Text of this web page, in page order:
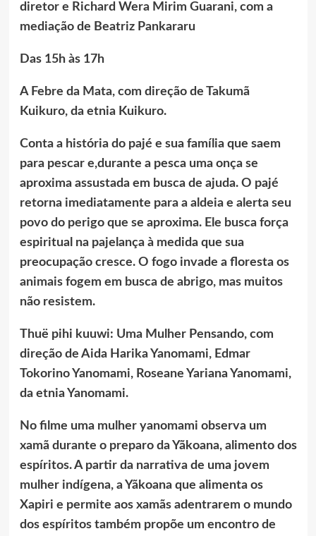
diretor e Richard Wera Mirim Guarani, com a
mediação de Beatriz Pankararu
Das 15h às 17h
A Febre da Mata, com direção de Takumã
Kuikuro, da etnia Kuikuro.
Conta a história do pajé e sua família que saem
para pescar e,durante a pesca uma onça se
aproxima assustada em busca de ajuda. O pajé
retorna imediatamente para a aldeia e alerta seu
povo do perigo que se aproxima. Ele busca força
espiritual na pajelança à medida que sua
preocupação cresce. O fogo invade a floresta os
animais fogem em busca de abrigo, mas muitos
não resistem.
Thuë pihi kuuwi: Uma Mulher Pensando, com
direção de Aida Harika Yanomami, Edmar
Tokorino Yanomami, Roseane Yariana Yanomami,
da etnia Yanomami.
No filme uma mulher yanomami observa um
xamã durante o preparo da Yãkoana, alimento dos
espíritos. A partir da narrativa de uma jovem
mulher indígena, a Yãkoana que alimenta os
Xapiri e permite aos xamãs adentrarem o mundo
dos espíritos também propõe um encontro de